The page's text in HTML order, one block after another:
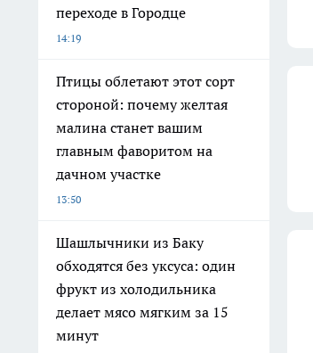
переходе в Городце
14:19
Птицы облетают этот сорт
стороной: почему желтая
малина станет вашим
главным фаворитом на
дачном участке
13:50
Шашлычники из Баку
обходятся без уксуса: один
фрукт из холодильника
делает мясо мягким за 15
минут